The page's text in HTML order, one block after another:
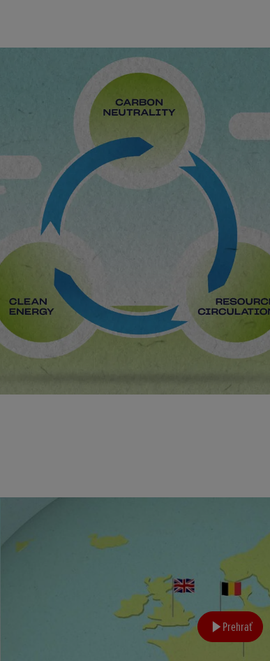
Prehrať